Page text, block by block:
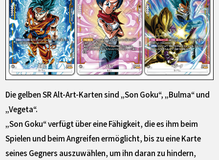
Die gelben SR Alt-Art-Karten sind „Son Goku“, „Bulma“ und
„Vegeta“.
„Son Goku“ verfügt über eine Fähigkeit, die es ihm beim
Spielen und beim Angreifen ermöglicht, bis zu eine Karte
seines Gegners auszuwählen, um ihn daran zu hindern,